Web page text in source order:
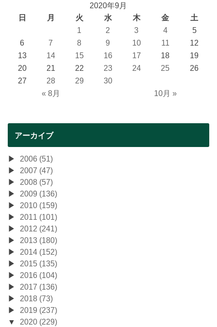
2020年9月
日
月 火 水 木 金 土
« 8月 10月 »
1 2 3 4
5
6
7 8 9 10 11
12
13
14 15 16 17 18
19
20
21 22 23 24 25
26
27
28 29 30
アーカイブ
2006 (51)
2007 (47)
2008 (57)
2009 (136)
2010 (159)
2011 (101)
2012 (241)
2013 (180)
2014 (152)
2015 (135)
2016 (104)
2017 (136)
2018 (73)
2019 (237)
2020 (229)